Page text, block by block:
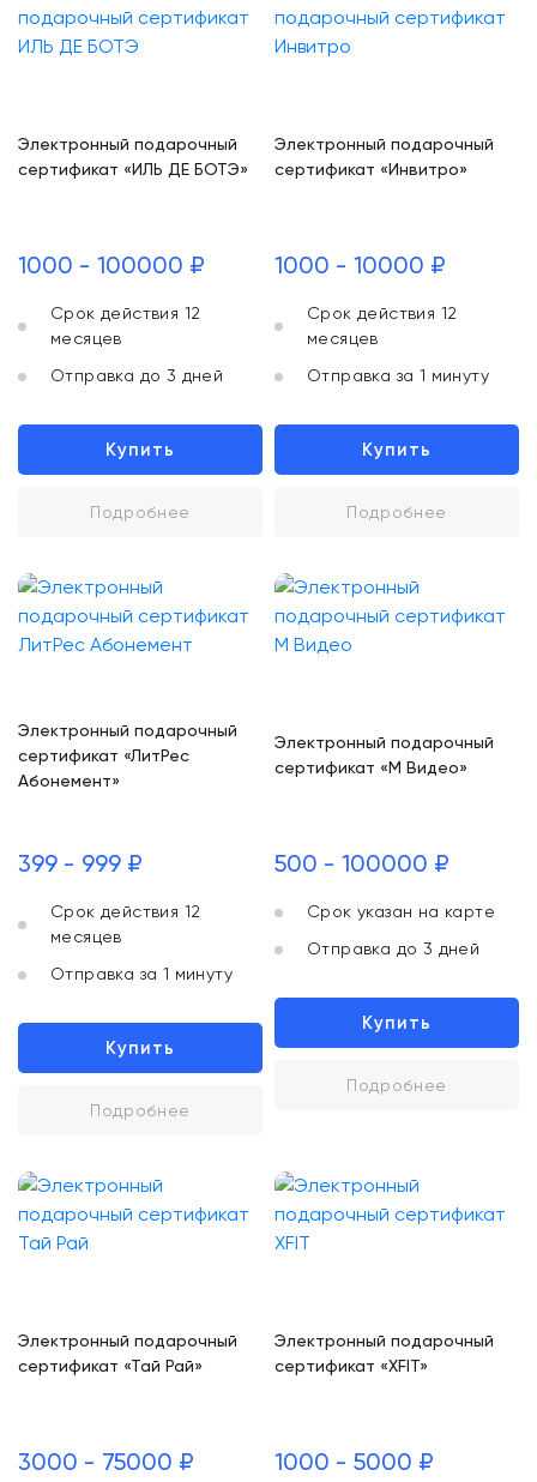
Электронный подарочный
сертификат «ИЛЬ ДЕ БОТЭ»
1000 - 100000 ₽
Срок действия 12
месяцев
Отправка до 3 дней
Купить
Подробнее
Электронный подарочный
сертификат «Инвитро»
1000 - 10000 ₽
Срок действия 12
месяцев
Отправка за 1 минуту
Купить
Подробнее
Электронный подарочный
сертификат «ЛитРес
Абонемент»
399 - 999 ₽
Срок действия 12
месяцев
Отправка за 1 минуту
Купить
Подробнее
Электронный подарочный
сертификат «М Видео»
500 - 100000 ₽
Срок указан на карте
Отправка до 3 дней
Купить
Подробнее
Электронный подарочный
сертификат «Тай Рай»
3000 - 75000 ₽
Электронный подарочный
сертификат «XFIT»
1000 - 5000 ₽